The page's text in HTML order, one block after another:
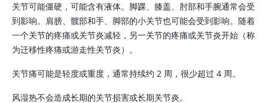
关节可能僵硬，可能含有液体。脚踝、膝盖、肘部和手腕通常会受
到影响。肩膀、髋部和手、脚部的小关节也可能会受到影响。随着
一个关节的疼痛或关节炎减轻，另一关节的疼痛或关节炎开始（称
为迁移性疼痛或游走性关节炎）。
关节痛可能是轻度或重度，通常持续约 2 周，很少超过 4 周。
风湿热不会造成长期的关节损害或长期关节炎。